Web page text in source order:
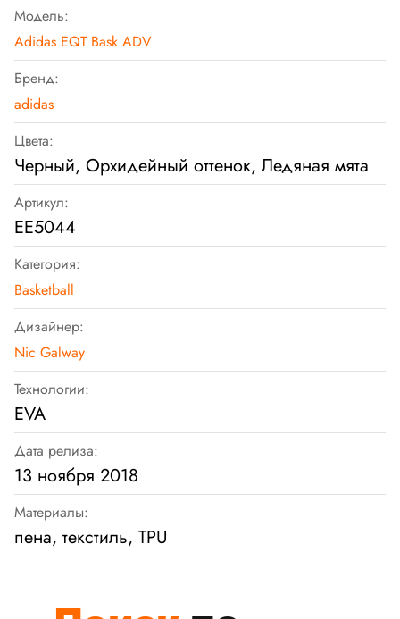
Модель:
Adidas EQT Bask ADV
Бренд:
adidas
Цвета:
Черный, Орхидейный оттенок, Ледяная мята
Артикул:
EE5044
Категория:
Basketball
Дизайнер:
Nic Galway
Технологии:
EVA
Дата релиза:
13 ноября 2018
Материалы:
пена, текстиль, TPU